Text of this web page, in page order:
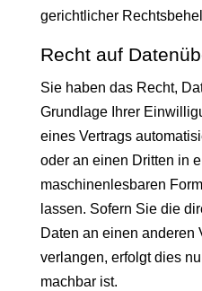
gerichtlicher
Recht auf
Sie haben das Recht,
Grundlage Ihrer
eines Vertrags
oder an einen Dritten in
maschinenlesbaren
lassen. Sofern Sie die
Daten an einen anderen
verlangen, erfolgt dies
machbar ist.